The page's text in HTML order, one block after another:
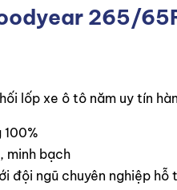
265/
lốp xe ô tô năm uy tín
100%
minh bạch
đội ngũ chuyên nghiệp hỗ